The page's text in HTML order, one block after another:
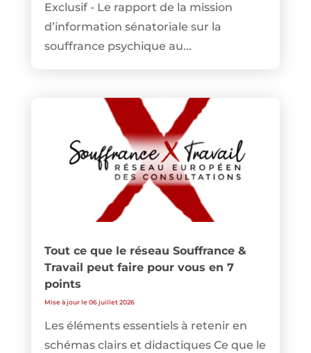
Exclusif - Le rapport de la mission
d’information sénatoriale sur la
souffrance psychique au...
Tout ce que le réseau Souffrance &
Travail peut faire pour vous en 7
points
Mise à jour le 06 juillet 2026
Les éléments essentiels à retenir en
schémas clairs et didactiques Ce que le